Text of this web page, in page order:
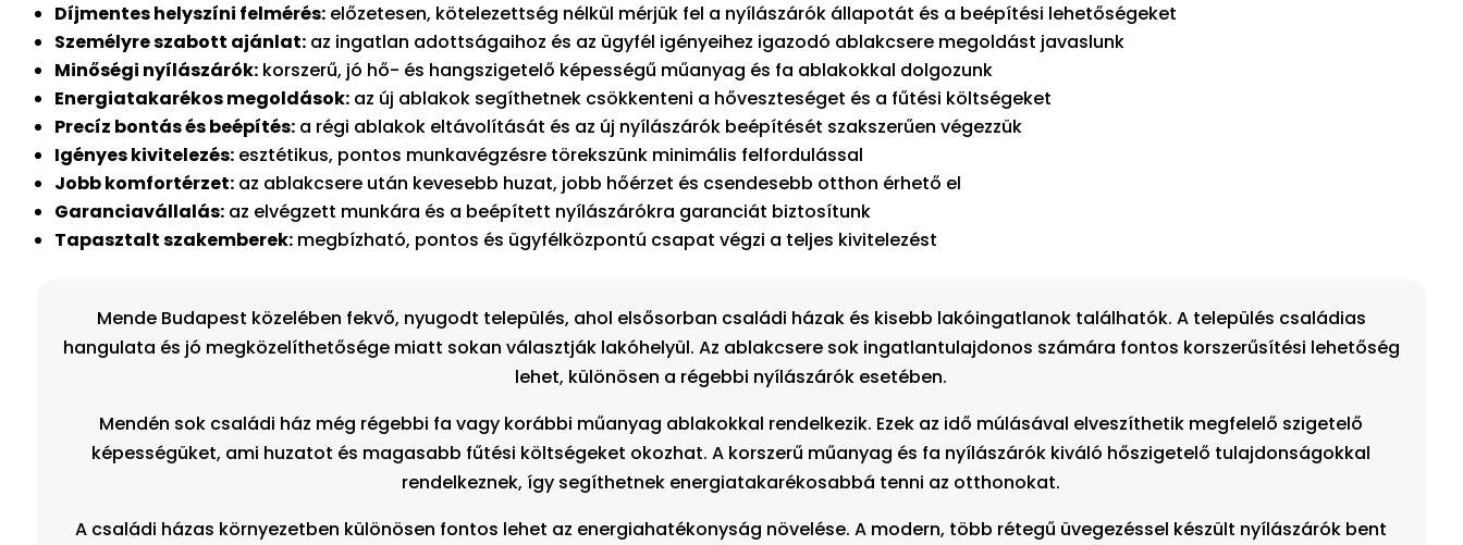
Díjmentes helyszíni felmérés:előzetesen, kötelezettség nélkül mérjük fel a nyílászárók állapotát és a beépítési lehetőségeket
Személyre szabott ajánlat:az ingatlan adottságaihoz és az ügyfél igényeihez igazodó ablakcsere megoldást javaslunk
Minőségi nyílászárók:korszerű, jó hő- és hangszigetelő képességű műanyag és fa ablakokkal dolgozunk
Energiatakarékos megoldások:az új ablakok segíthetnek csökkenteni a hőveszteséget és a fűtési költségeket
Precíz bontás és beépítés:a régi ablakok eltávolítását és az új nyílászárók beépítését szakszerűen végezzük
Igényes kivitelezés:esztétikus, pontos munkavégzésre törekszünk minimális felfordulással
Jobb komfortérzet:az ablakcsere után kevesebb huzat, jobb hőérzet és csendesebb otthon érhető el
Garanciavállalás:az elvégzett munkára és a beépített nyílászárókra garanciát biztosítunk
Tapasztalt szakemberek:megbízható, pontos és ügyfélközpontú csapat végzi a teljes kivitelezést
Mende Budapest közelében fekvő, nyugodt település, ahol elsősorban családi házak és kisebb lakóingatlanok találhatók. A település családias
hangulata és jó megközelíthetősége miatt sokan választják lakóhelyül. Az ablakcsere sok ingatlantulajdonos számára fontos korszerűsítési lehetőség
lehet, különösen a régebbi nyílászárók esetében.
Mendén sok családi ház még régebbi fa vagy korábbi műanyag ablakokkal rendelkezik. Ezek az idő múlásával elveszíthetik megfelelő szigetelő
képességüket, ami huzatot és magasabb fűtési költségeket okozhat. A korszerű műanyag és fa nyílászárók kiváló hőszigetelő tulajdonságokkal
rendelkeznek, így segíthetnek energiatakarékosabbá tenni az otthonokat.
A családi házas környezetben különösen fontos lehet az energiahatékonyság növelése. A modern, több rétegű üvegezéssel készült nyílászárók bent